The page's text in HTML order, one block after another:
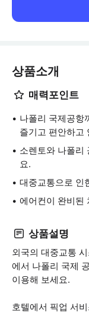
상품소개
매력포인트
나폴리 국제공항
즐기고 편안하고
소렌토와 나폴리
요.
대중교통으로 인
에어컨이 완비된
상품설명
외국의 대중교통
에서 나폴리 국제
이용해 보세요.
호텔에서 픽업 서